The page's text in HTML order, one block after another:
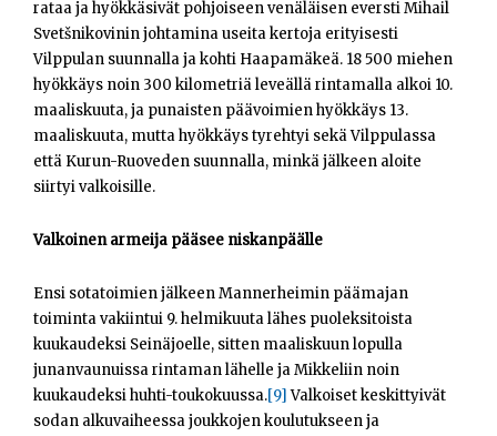
rataa ja hyökkäsivät pohjoiseen venäläisen eversti Mihail
Svetšnikovinin johtamina useita kertoja erityisesti
Vilppulan suunnalla ja kohti Haapamäkeä. 18 500 miehen
hyökkäys noin 300 kilometriä leveällä rintamalla alkoi 10.
maaliskuuta, ja punaisten päävoimien hyökkäys 13.
maaliskuuta, mutta hyökkäys tyrehtyi sekä Vilppulassa
että Kurun-Ruoveden suunnalla, minkä jälkeen aloite
siirtyi valkoisille.
Valkoinen armeija pääsee niskanpäälle
Ensi sotatoimien jälkeen Mannerheimin päämajan
toiminta vakiintui 9. helmikuuta lähes puoleksitoista
kuukaudeksi Seinäjoelle, sitten maaliskuun lopulla
junanvaunuissa rintaman lähelle ja Mikkeliin noin
kuukaudeksi huhti-toukokuussa.[9]Valkoiset keskittyivät
sodan alkuvaiheessa joukkojen koulutukseen ja